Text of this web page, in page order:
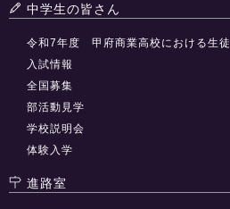
中学生の皆さん
令和7年度 甲府商業高校における生
入試情報
全国募集
部活動見学
学校説明会
体験入学
進路室